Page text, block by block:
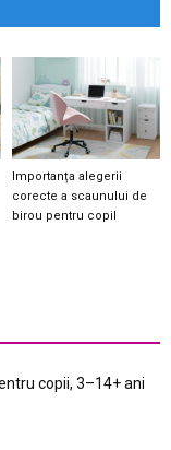
Importanța alegerii
corecte a scaunului de
birou pentru copil
copii, 3–14+ ani